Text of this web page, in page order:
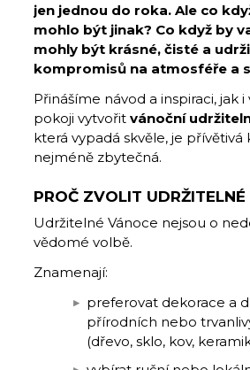
jen jednou do roka. Ale co
mohlo být jinak? Co když by
mohly být krásné, čisté a
kompromisů na atmosféře a
Přinášíme návod a inspiraci, jak
pokoji vytvořit vánoční
která vypadá skvěle, je
nejméně zbytečná.
PROČ ZVOLIT UDRŽITELNÉ
Udržitelné Vánoce nejsou o
vědomé volbě.
Znamenají:
preferovat dekorace a
přírodních nebo
(dřevo, sklo, kov,